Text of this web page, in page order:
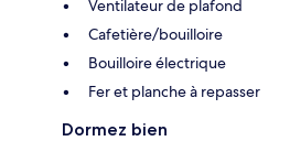
Ventilateur de plafond
Cafetière/bouilloire
Bouilloire électrique
Fer et planche à repasser
Dormez bien